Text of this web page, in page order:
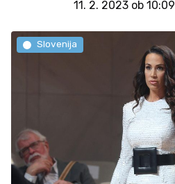
11. 2. 2023 ob 10:09
Slovenija